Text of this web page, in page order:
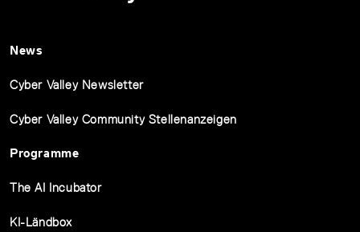
News
Cyber Valley Newsletter
Cyber Valley Community Stellenanzeigen
Programme
The AI Incubator
KI-Ländbox